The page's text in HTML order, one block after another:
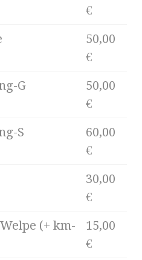
€
50,00
€
G
50,00
€
S
60,00
€
30,00
€
(+ km-
15,00
€